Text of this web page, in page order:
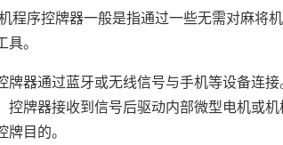
程序控牌器一般是指通过一些无需对麻将
。
牌器通过蓝牙或无线信号与手机等设备连
牌器接收到信号后驱动内部微型电机或
目的。